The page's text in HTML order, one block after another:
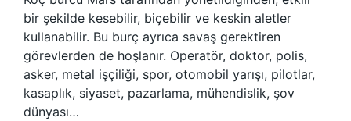
bir şekilde kesebilir, biçebilir ve keskin aletler
kullanabilir. Bu burç ayrıca savaş gerektiren
görevlerden de hoşlanır. Operatör, doktor, polis,
asker, metal işçiliği, spor, otomobil yarışı, pilotlar,
kasaplık, siyaset, pazarlama, mühendislik, şov
dünyası…